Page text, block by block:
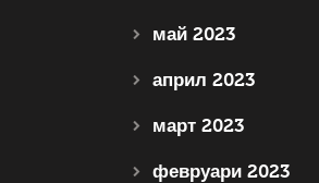
май 2023
април 2023
март 2023
февруари 2023